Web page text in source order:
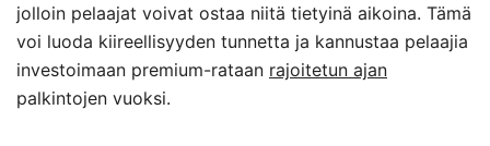
jolloin pelaajat voivat ostaa niitä tietyinä aikoina. Tämä
voi luoda kiireellisyyden tunnetta ja kannustaa pelaajia
investoimaan premium-rataan rajoitetun ajan
palkintojen vuoksi.